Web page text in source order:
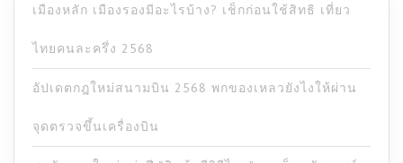
เมืองหลัก เมืองรองมีอะไรบ้าง? เช็กก่อนใช้สิทธิ เที่ยว
ไทยคนละครึ่ง 2568
อัปเดตกฎใหม่สนามบิน 2568 พกของเหลวยังไงให้ผ่าน
จุดตรวจขึ้นเครื่องบิน